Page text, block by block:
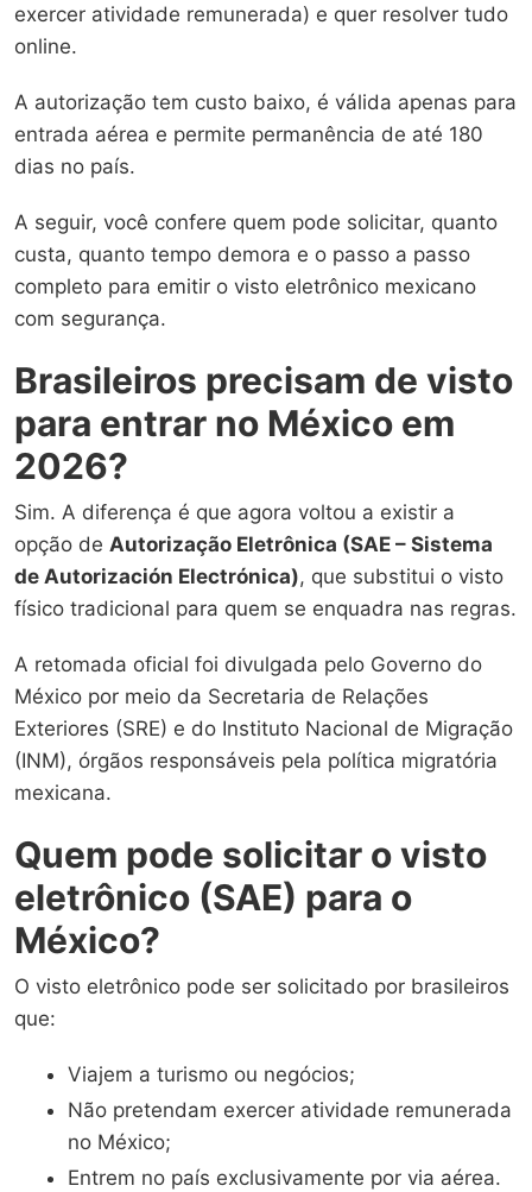
exercer atividade remunerada) e quer resolver tudo
online.
A autorização tem custo baixo, é válida apenas para
entrada aérea e permite permanência de até 180
dias no país.
A seguir, você confere quem pode solicitar, quanto
custa, quanto tempo demora e o passo a passo
completo para emitir o visto eletrônico mexicano
com segurança.
Brasileiros precisam de visto
para entrar no México em
2026?
Sim. A diferença é que agora voltou a existir a
opção de Autorização Eletrônica (SAE – Sistema
de Autorización Electrónica), que substitui o visto
físico tradicional para quem se enquadra nas regras.
A retomada oficial foi divulgada pelo Governo do
México por meio da Secretaria de Relações
Exteriores (SRE) e do Instituto Nacional de Migração
(INM), órgãos responsáveis pela política migratória
mexicana.
Quem pode solicitar o visto
eletrônico (SAE) para o
México?
O visto eletrônico pode ser solicitado por brasileiros
que:
Viajem a turismo ou negócios;
Não pretendam exercer atividade remunerada
no México;
Entrem no país exclusivamente por via aérea.